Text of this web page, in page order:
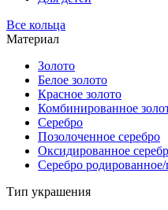
Все кольца
Материал
Золото
Белое золото
Красное золото
Комбинированное
Серебро
Позолоченное серебро
Оксидированное
Серебро
Тип украшения